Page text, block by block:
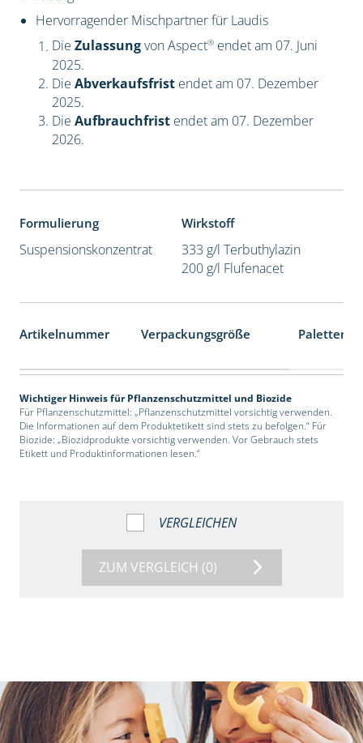
Hervorragender Mischpartner für Laudis
Die Zulassungvon Aspect®endet am 07. Juni
2025.
Die Abverkaufsfrist endet am 07. Dezember
2025.
Die Aufbrauchfrist endet am 07. Dezember
2026.
Formulierung
Suspensionskonzentrat
Wirkstoff
333 g/l Terbuthylazin
200 g/l Flufenacet
Artikelnummer Verpackungsgröße
Wichtiger Hinweis für Pflanzenschutzmittel und Biozide
Für Pflanzenschutzmittel: „Pflanzenschutzmittel vorsichtig verwenden.
Die Informationen auf dem Produktetikett sind stets zu befolgen.“ Für
Biozide: „Biozidprodukte vorsichtig verwenden. Vor Gebrauch stets
Etikett und Produktinformationen lesen.“
VERGLEICHEN
ZUM VERGLEICH (0)